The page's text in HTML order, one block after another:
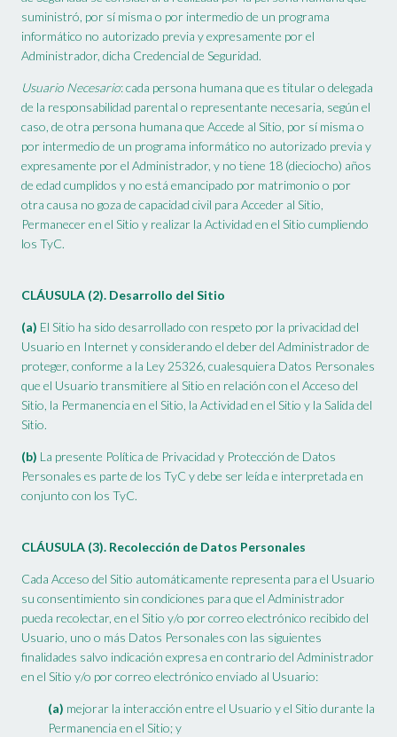
suministró, por sí misma o por intermedio de un programa
informático no autorizado previa y expresamente por el
Administrador, dicha Credencial de Seguridad.
Usuario Necesario: cada persona humana que es titular o delegada
de la responsabilidad parental o representante necesaria, según el
caso, de otra persona humana que Accede al Sitio, por sí misma o
por intermedio de un programa informático no autorizado previa y
expresamente por el Administrador, y no tiene 18 (dieciocho) años
de edad cumplidos y no está emancipado por matrimonio o por
otra causa no goza de capacidad civil para Acceder al Sitio,
Permanecer en el Sitio y realizar la Actividad en el Sitio cumpliendo
los TyC.
CLÁUSULA (2). Desarrollo del Sitio
(a) El Sitio ha sido desarrollado con respeto por la privacidad del
Usuario en Internet y considerando el deber del Administrador de
proteger, conforme a la Ley 25326, cualesquiera Datos Personales
que el Usuario transmitiere al Sitio en relación con el Acceso del
Sitio, la Permanencia en el Sitio, la Actividad en el Sitio y la Salida del
Sitio.
(b) La presente Política de Privacidad y Protección de Datos
Personales es parte de los TyC y debe ser leída e interpretada en
conjunto con los TyC.
CLÁUSULA (3). Recolección de Datos Personales
Cada Acceso del Sitio automáticamente representa para el Usuario
su consentimiento sin condiciones para que el Administrador
pueda recolectar, en el Sitio y/o por correo electrónico recibido del
Usuario, uno o más Datos Personales con las siguientes
finalidades salvo indicación expresa en contrario del Administrador
en el Sitio y/o por correo electrónico enviado al Usuario:
(a) mejorar la interacción entre el Usuario y el Sitio durante la
Permanencia en el Sitio; y